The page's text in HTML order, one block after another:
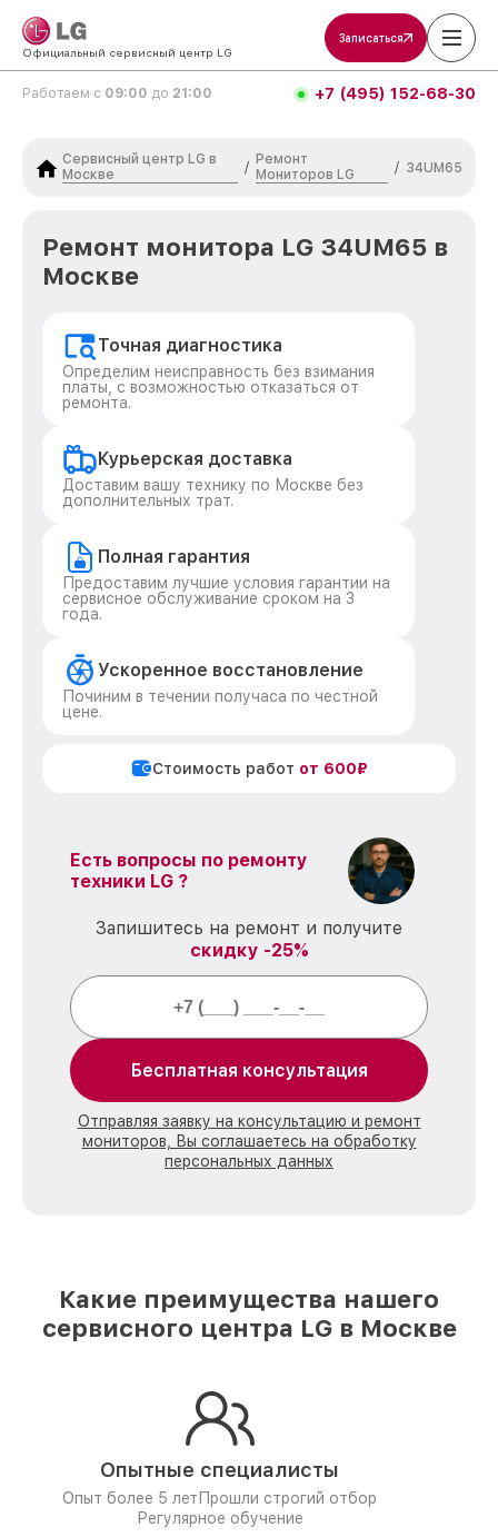
Официальный сервисный центр LG
Записаться
Работаем с 09:00 до 21:00 +7 (495) 152-68-30
Сервисный центр LG в
Москве
/
Ремонт
Мониторов LG
/ 34UM65
Ремонт монитора LG 34UM65 в
Москве
Точная диагностика
Определим неисправность без взимания
платы, с возможностью отказаться от
ремонта.
Курьерская доставка
Доставим вашу технику по Москве без
дополнительных трат.
Полная гарантия
Предоставим лучшие условия гарантии на
сервисное обслуживание сроком на 3
года.
Ускоренное восстановление
Починим в течении получаса по честной
цене.
Стоимость работ от 600₽
Есть вопросы по ремонту
техники LG ?
Запишитесь на ремонт и получите
скидку -25%
Бесплатная консультация
Отправляя заявку на консультацию и ремонт
мониторов, Вы соглашаетесь на обработку
персональных данных
Какие преимущества нашего
сервисного центра LG в Москве
Опытные специалисты
Опыт более 5 лет Прошли строгий отбор
Регулярное обучение